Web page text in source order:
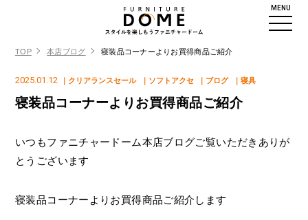
MENU
TOP 本店ブログ 寝装品コーナーよりお買得商品ご紹介
2025.01.12 ｜クリアランスセール ｜ソフトアクセ ｜ブログ ｜寝具
寝装品コーナーよりお買得商品ご紹介
いつもファニチャードーム本店ブログご覧いただきありが
とうございます
寝装品コーナーよりお買得商品ご紹介します